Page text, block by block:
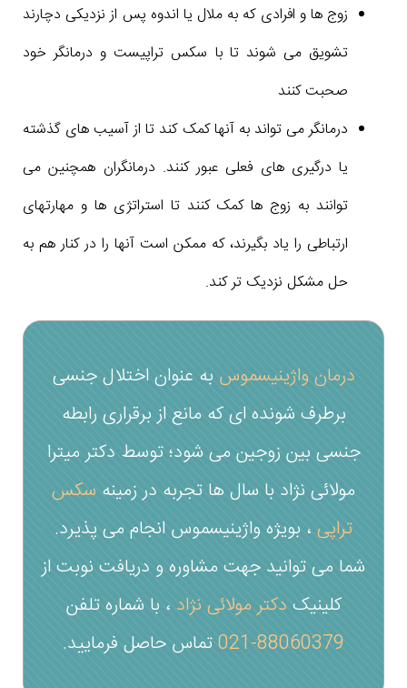
زوج ها و افرادی که به ملال یا اندوه پس از نزدیکی دچارند
تشویق می شوند تا با سکس تراپیست و درمانگر خود
صحبت کنند
درمانگر می تواند به آنها کمک کند تا از آسیب های گذشته
یا درگیری های فعلی عبور کنند. درمانگران همچنین می
توانند به زوج ها کمک کنند تا استراتژی ها و مهارتهای
ارتباطی را یاد بگیرند، که ممکن است آنها را در کنار هم به
حل مشکل نزدیک تر کند.
درمان واژینیسموس به عنوان اختلال جنسی
برطرف شونده ای که مانع از برقراری رابطه
جنسی بین زوجین می شود؛ توسط دکتر میترا
مولائی نژاد با سال ها تجربه در زمینه سکس
تراپی ، بویژه واژینیسموس انجام می پذیرد.
شما می توانید جهت مشاوره و دریافت نوبت از
کلینیک دکتر مولائی نژاد ، با شماره تلفن
88060379-021
تماس حاصل فرمایید.